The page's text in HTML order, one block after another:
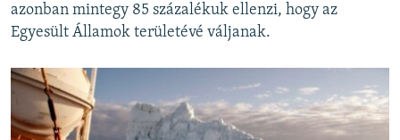
azonban mintegy 85 százalékuk ellenzi, hogy az
Egyesült Államok területévé váljanak.